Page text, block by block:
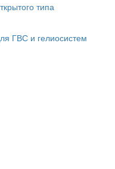
типа
ГВС и гелиосистем